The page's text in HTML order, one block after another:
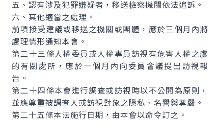
五、認有涉及犯罪嫌疑者，移送檢察機關依法追訴。
六、其他適當之處理。
前項接受建議或移送之機關或團體，應於三個月內將
處理情形通知本會。
第二十三條人權委員或人權專員訪視有危害人權之虞
的有關處所，應於一個月內向委員會議提出訪視報
告。
第二十四條本會進行調查或訪視時以不公開為原則，
並應尊重被調查人或訪視對象之隱私、名譽與尊嚴。
第二十五條本法施行日期，由本會以命令訂之。